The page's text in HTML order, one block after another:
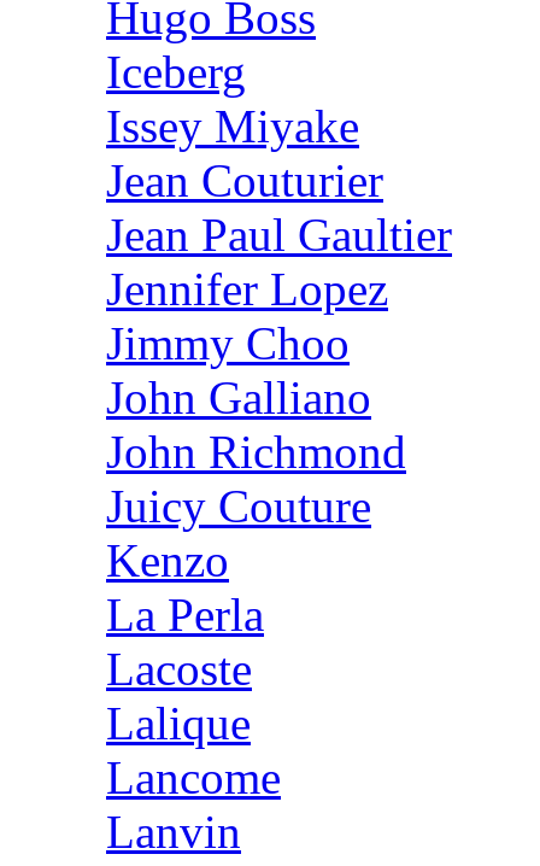
Hugo Boss
Iceberg
Issey Miyake
Jean Couturier
Jean Paul Gaultier
Jennifer Lopez
Jimmy Choo
John Galliano
John Richmond
Juicy Couture
Kenzo
La Perla
Lacoste
Lalique
Lancome
Lanvin